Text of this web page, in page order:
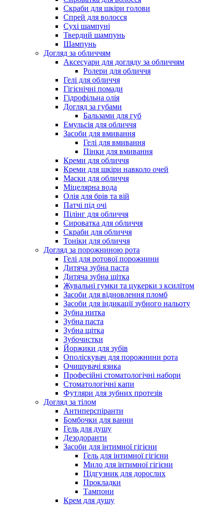
Скраби для шкіри голови
Спрей для волосся
Сухі шампуні
Твердий шампунь
Шампунь
Догляд за обличчям
Аксесуари для догляду за обличчям
Ролери для обличчя
Гелі для обличчя
Гігієнічні помади
Гідрофільна олія
Догляд за губами
Бальзами для губ
Емульсія для обличчя
Засоби для вмивання
Гелі для вмивання
Пінки для вмивання
Креми для обличчя
Креми для шкіри навколо очей
Маски для обличчя
Міцелярна вода
Олія для брів та вій
Патчі під очі
Пілінг для обличчя
Сироватка для обличчя
Скраби для обличчя
Тоніки для обличчя
Догляд за порожниною рота
Гелі для ротової порожнини
Дитяча зубна паста
Дитяча зубна щітка
Жувальні гумки та цукерки з ксилітом
Засоби для відновлення пломб
Засоби для індикації зубного нальоту
Зубна нитка
Зубна паста
Зубна щітка
Зубочистки
Йоржики для зубів
Ополіскувач для порожнини рота
Очищувачі язика
Професійні стоматологічні набори
Стоматологічні капи
Футляри для зубних протезів
Догляд за тілом
Антиперспіранти
Бомбочки для ванни
Гель для душу
Дезодоранти
Засоби для інтимної гігієни
Гель для інтимної гігієни
Мило для інтимної гігієни
Підгузник для дорослих
Прокладки
Тампони
Крем для душу